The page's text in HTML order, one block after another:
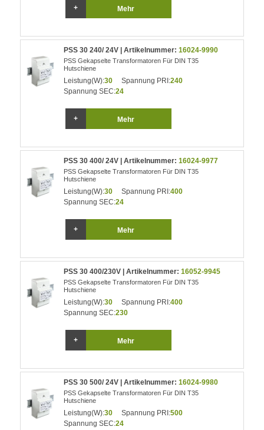
Mehr
PSS 30 240/ 24V | Artikelnummer:16024-9990
PSS Gekapselte Transformatoren Für DIN T35
Hutschiene
Leistung(W):30 Spannung PRI:240
Spannung SEC:24
Mehr
PSS 30 400/ 24V | Artikelnummer:16024-9977
PSS Gekapselte Transformatoren Für DIN T35
Hutschiene
Leistung(W):30 Spannung PRI:400
Spannung SEC:24
Mehr
PSS 30 400/230V | Artikelnummer:16052-9945
PSS Gekapselte Transformatoren Für DIN T35
Hutschiene
Leistung(W):30 Spannung PRI:400
Spannung SEC:230
Mehr
PSS 30 500/ 24V | Artikelnummer:16024-9980
PSS Gekapselte Transformatoren Für DIN T35
Hutschiene
Leistung(W):30 Spannung PRI:500
Spannung SEC:24